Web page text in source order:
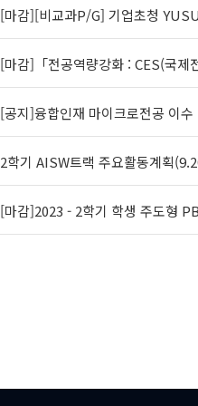
[마감][비교과P/G] 기업초청
[마감]「전공역량강화 : CES(국
[공지]융합인재 마이크로전공 이
2학기 AISW트랙 주요활동계획
[마감]2023 - 2학기 학생 주도형